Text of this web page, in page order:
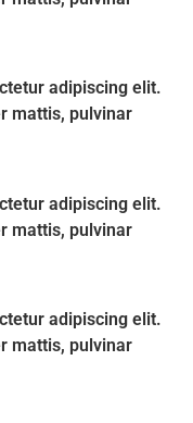
adipiscing elit.
mattis, pulvinar
adipiscing elit.
mattis, pulvinar
adipiscing elit.
mattis, pulvinar